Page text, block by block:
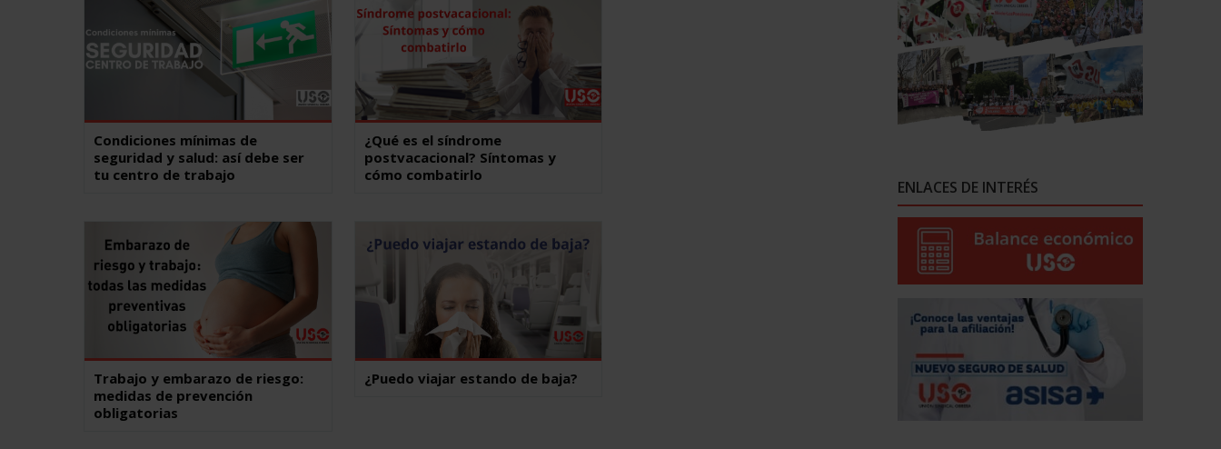
Condiciones mínimas de
seguridad y salud: así debe ser
tu centro de trabajo
¿Qué es el síndrome
postvacacional? Síntomas y
cómo combatirlo
Trabajo y embarazo de riesgo:
medidas de prevención
obligatorias
¿Puedo viajar estando de baja?
ENLACES DE INTERÉS